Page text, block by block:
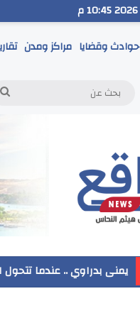
حوادث وقضايا مراكز ومدن
إضافة عمود جانبي
مدير تعليم البحر الاحمر